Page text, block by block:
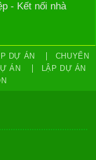
- Kết nối nhà
DỰ ÁN
CHUYỂN
ÁN
LẬP DỰ ÁN